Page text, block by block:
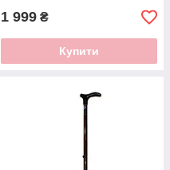
1 999 ₴
Купити